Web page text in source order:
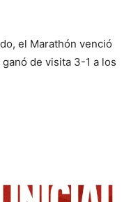
el Marathón venció
de visita 3-1 a los